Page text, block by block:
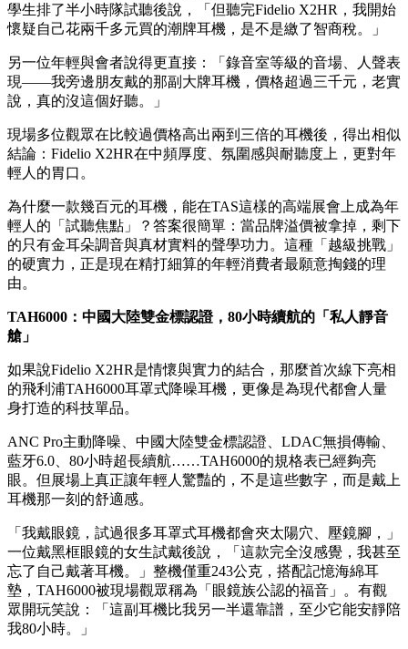
學生排了半小時隊試聽後說，「但聽完Fidelio X2HR，我開始
懷疑自己花兩千多元買的潮牌耳機，是不是繳了智商稅。」
另一位年輕與會者說得更直接：「錄音室等級的音場、人聲表
現——我旁邊朋友戴的那副大牌耳機，價格超過三千元，老實
說，真的沒這個好聽。」
現場多位觀眾在比較過價格高出兩到三倍的耳機後，得出相似
結論：Fidelio X2HR在中頻厚度、氛圍感與耐聽度上，更對年
輕人的胃口。
為什麼一款幾百元的耳機，能在TAS這樣的高端展會上成為年
輕人的「試聽焦點」？答案很簡單：當品牌溢價被拿掉，剩下
的只有金耳朵調音與真材實料的聲學功力。這種「越級挑戰」
的硬實力，正是現在精打細算的年輕消費者最願意掏錢的理
由。
TAH6000：中國大陸雙金標認證，80小時續航的「私人靜音
艙」
如果說Fidelio X2HR是情懷與實力的結合，那麼首次線下亮相
的飛利浦TAH6000耳罩式降噪耳機，更像是為現代都會人量
身打造的科技單品。
ANC Pro主動降噪、中國大陸雙金標認證、LDAC無損傳輸、
藍牙6.0、80小時超長續航……TAH6000的規格表已經夠亮
眼。但展場上真正讓年輕人驚豔的，不是這些數字，而是戴上
耳機那一刻的舒適感。
「我戴眼鏡，試過很多耳罩式耳機都會夾太陽穴、壓鏡腳，」
一位戴黑框眼鏡的女生試戴後說，「這款完全沒感覺，我甚至
忘了自己戴著耳機。」整機僅重243公克，搭配記憶海綿耳
墊，TAH6000被現場觀眾稱為「眼鏡族公認的福音」。有觀
眾開玩笑說：「這副耳機比我另一半還靠譜，至少它能安靜陪
我80小時。」